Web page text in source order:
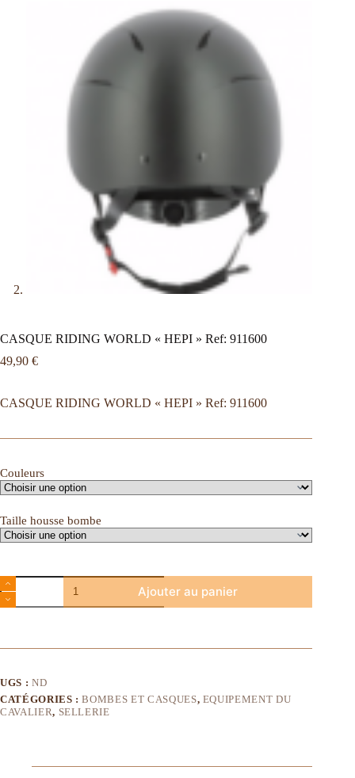
CASQUE RIDING WORLD « HEPI » Ref: 911600
49,90 €
CASQUE RIDING WORLD « HEPI » Ref: 911600
Couleurs
Taille housse bombe
Ajouter au panier
UGS : ND
CATÉGORIES :BOMBES ET CASQUES, EQUIPEMENT DU
CAVALIER, SELLERIE